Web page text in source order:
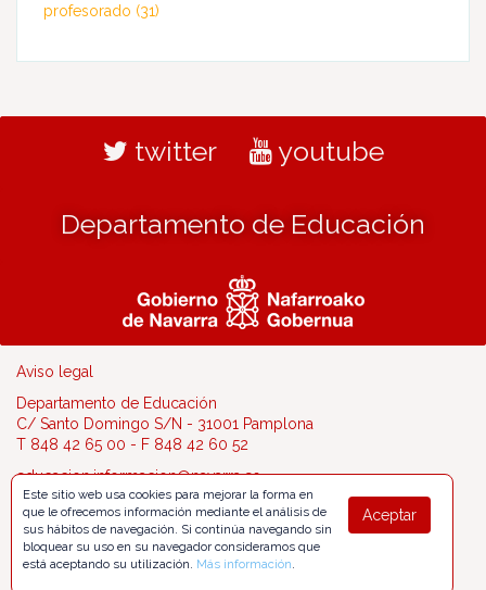
profesorado (31)
twitter youtube
Departamento de Educación
Aviso legal
Departamento de Educación
C/ Santo Domingo S/N - 31001 Pamplona
T 848 42 65 00 - F 848 42 60 52
educacion.informacion@navarra.es
Aceptar
Este sitio web usa cookies para mejorar la forma en
que le ofrecemos información mediante el análisis de
sus hábitos de navegación. Si continúa navegando sin
bloquear su uso en su navegador consideramos que
está aceptando su utilización. Más información.